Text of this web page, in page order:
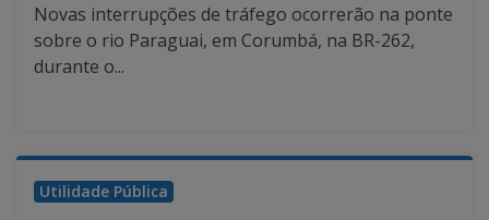
Novas interrupções de tráfego ocorrerão na ponte
sobre o rio Paraguai, em Corumbá, na BR-262,
durante o...
Utilidade Pública